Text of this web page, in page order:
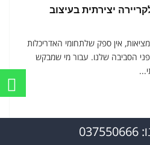
יצירתית בעיצוב
אין ספק שלתחומי האדריכלות
פני הסביבה שלנו. עבור מי שמבקש